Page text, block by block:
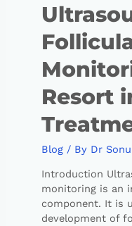
Resort
Blog/ By Dr
Introduction
monitoring is an
component. It is
development of